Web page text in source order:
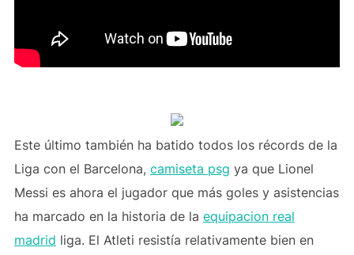
Este último también ha batido todos los récords de la
Liga con el Barcelona, camiseta psg ya que Lionel
Messi es ahora el jugador que más goles y asistencias
ha marcado en la historia de la equipacion real
madrid liga. El Atleti resistía relativamente bien en